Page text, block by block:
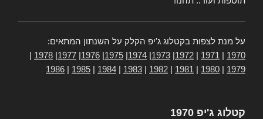
על מנת לצפות בקטלוג ג'יפ הקלק על השנתון המתאים:
1970
1971
1972
1973
1974
1975
1976
1977
1978
1979
1980
1981
1982
1983
1984
1985
1986
קטלוג ג'יפ 1970